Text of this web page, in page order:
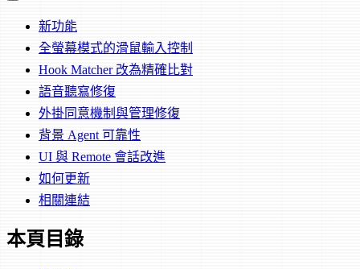
新功能
全螢幕模式的滑鼠輸入控制
Hook Matcher 改為精確比對
語音聽寫修復
外掛同意機制與管理修復
背景 Agent 可靠性
UI 與 Remote 會話改進
如何更新
相關連結
本頁目錄